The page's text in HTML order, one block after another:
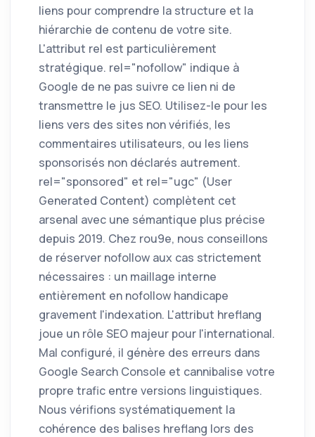
liens pour comprendre la structure et la
hiérarchie de contenu de votre site.
L'attribut rel est particulièrement
stratégique. rel="nofollow" indique à
Google de ne pas suivre ce lien ni de
transmettre le jus SEO. Utilisez-le pour les
liens vers des sites non vérifiés, les
commentaires utilisateurs, ou les liens
sponsorisés non déclarés autrement.
rel="sponsored" et rel="ugc" (User
Generated Content) complètent cet
arsenal avec une sémantique plus précise
depuis 2019. Chez rou9e, nous conseillons
de réserver nofollow aux cas strictement
nécessaires : un maillage interne
entièrement en nofollow handicape
gravement l'indexation. L'attribut hreflang
joue un rôle SEO majeur pour l'international.
Mal configuré, il génère des erreurs dans
Google Search Console et cannibalise votre
propre trafic entre versions linguistiques.
Nous vérifions systématiquement la
cohérence des balises hreflang lors des